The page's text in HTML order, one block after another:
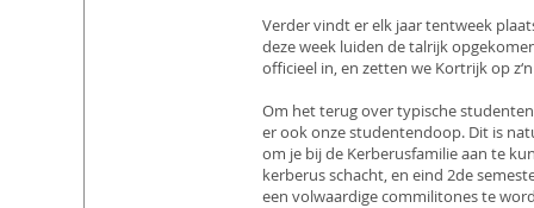
Verder vindt er elk jaar tentweek
deze week luiden de talrijk
officieel in, en zetten we Kortrijk op
Om het terug over typische
er ook onze studentendoop. Dit is
om je bij de Kerberusfamilie aan te
kerberus schacht, en eind 2de
een volwaardige commilitones te